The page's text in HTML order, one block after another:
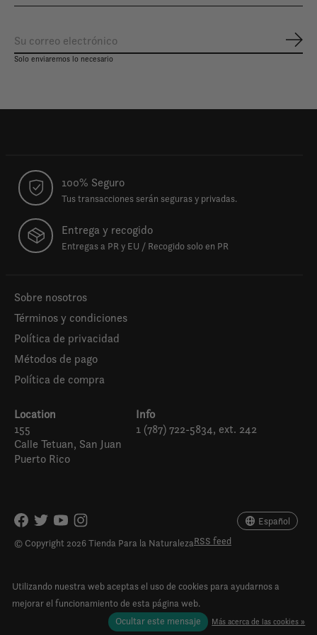
Solo enviaremos lo necesario
100% Seguro
Tus transacciones serán seguras y privadas.
Entrega y recogido
Entregas a PR y EU / Recogido solo en PR
Sobre nosotros
Términos y condiciones
Política de privacidad
Métodos de pago
Política de compra
Location
155
Calle Tetuan, San Juan
Puerto Rico
Info
1 (787) 722-5834, ext. 242
© Copyright 2026 Tienda Para la NaturalezaRSS feed
Español
Utilizando nuestra web aceptas el uso de cookies para ayudarnos a
mejorar el funcionamiento de esta página web.
Ocultar este mensaje
Más acerca de las cookies »